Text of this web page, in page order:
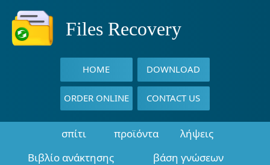
Files Recovery
HOME DOWNLOAD
ORDER ONLINE CONTACT US
σπίτι προϊόντα
λήψεις
Βιβλίο ανάκτησης
βάση γνώσεων